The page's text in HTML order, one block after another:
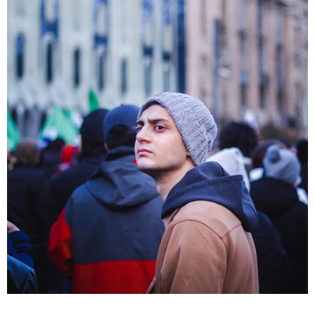
კატეგორიის ყველა სიახლე
„რიკოთის მსგავსი რთული
საინჟინრო ობიექტების მოვლა-
პატრონობა განსაკუთრებულ
პასუხისმგებლობას მოითხოვს“-
რატომ გახდა საჭირო გზების
მოვლა-პატრონობისთვის
სახელმწიფო კომპანიის შექმნა
„რუსთაველზე მდებარე
სასტუმროები 40-50%-იან
გაუქმებებს იღებენ, საკმაოდ დიდი
ზარალისკენ წავალთ - მეგონა,
ვიღაც მოიფიქრებდა და ბიზნესს
შეხვდებოდა“